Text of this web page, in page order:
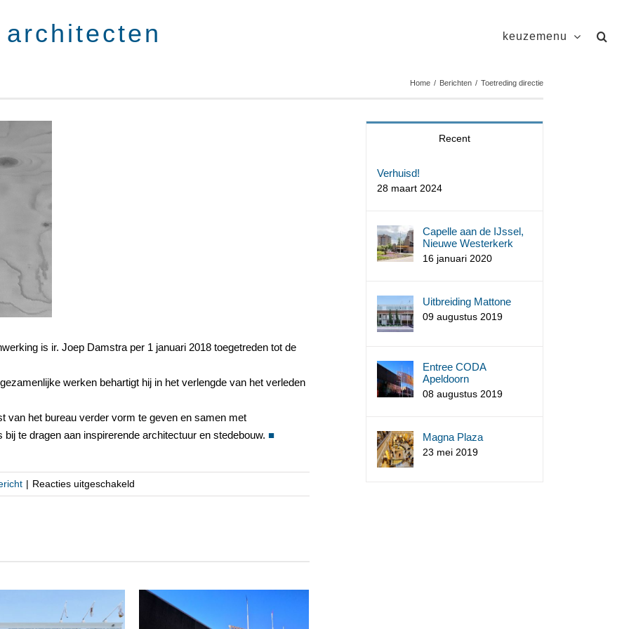
keuzemenu
Home / Berichten / Toetreding directie
is ir. Joep Damstra per 1 januari 2018 toegetreden tot de
werken behartigt hij in het verlengde van het verleden
van het bureau verder vorm te geven en samen met
te dragen aan inspirerende architectuur en stedebouw. ■
| Reacties uitgeschakeld
Toetreding
Recent
Verhuisd!
28 maart 2024
Capelle aan de IJssel,
Nieuwe Westerkerk
16 januari 2020
Uitbreiding Mattone
09 augustus 2019
Entree CODA
Apeldoorn
08 augustus 2019
Magna Plaza
23 mei 2019